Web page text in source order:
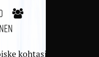
kohtasivat